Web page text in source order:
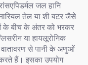
जल हानि
तेल या शी बटर जैसे
के बीच के अंतर को भरकर
या हायलूरोनिक
से पानी के अणुओं
हैं। इसका उपयोग